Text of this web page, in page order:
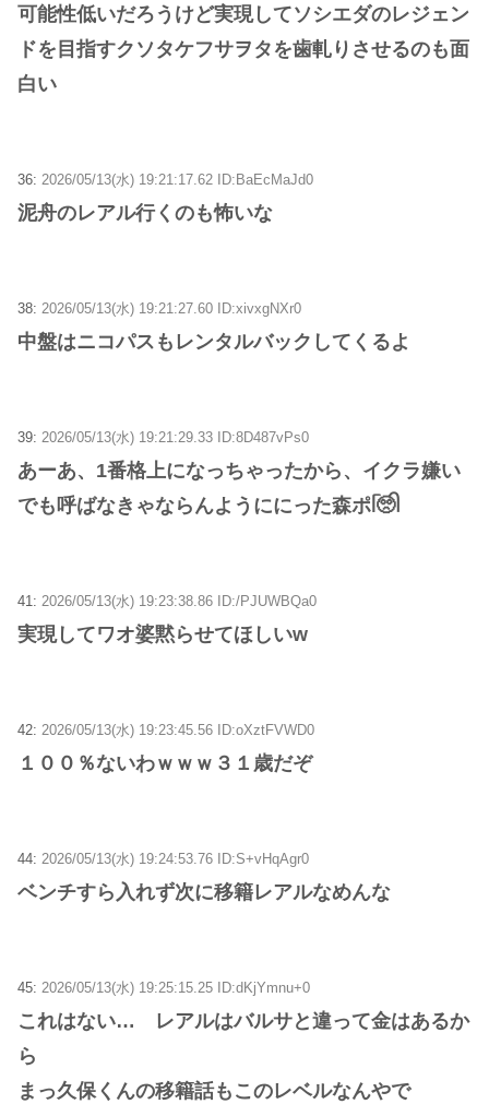
可能性低いだろうけど実現してソシエダのレジェン
ドを目指すクソタケフサヲタを歯軋りさせるのも面
白い
36: 2026/05/13(水) 19:21:17.62 ID:BaEcMaJd0
泥舟のレアル行くのも怖いな
38: 2026/05/13(水) 19:21:27.60 ID:xivxgNXr0
中盤はニコパスもレンタルバックしてくるよ
39: 2026/05/13(水) 19:21:29.33 ID:8D487vPs0
あーあ、1番格上になっちゃったから、イクラ嫌い
でも呼ばなきゃならんようににった森ポᥬ🥺ᩤ
41: 2026/05/13(水) 19:23:38.86 ID:/PJUWBQa0
実現してワオ婆黙らせてほしいw
42: 2026/05/13(水) 19:23:45.56 ID:oXztFVWD0
１００％ないわｗｗｗ３１歳だぞ
44: 2026/05/13(水) 19:24:53.76 ID:S+vHqAgr0
ベンチすら入れず次に移籍レアルなめんな
45: 2026/05/13(水) 19:25:15.25 ID:dKjYmnu+0
これはない… レアルはバルサと違って金はあるか
ら
まっ久保くんの移籍話もこのレベルなんやで